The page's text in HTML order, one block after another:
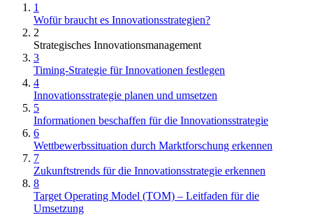
1
Wofür braucht es Innovationsstrategien?
2
Strategisches Innovationsmanagement
3
Timing-Strategie für Innovationen festlegen
4
Innovationsstrategie planen und umsetzen
5
Informationen beschaffen für die Innovationsstrategie
6
Wettbewerbssituation durch Marktforschung erkennen
7
Zukunftstrends für die Innovationsstrategie erkennen
8
Target Operating Model (TOM) – Leitfaden für die
Umsetzung